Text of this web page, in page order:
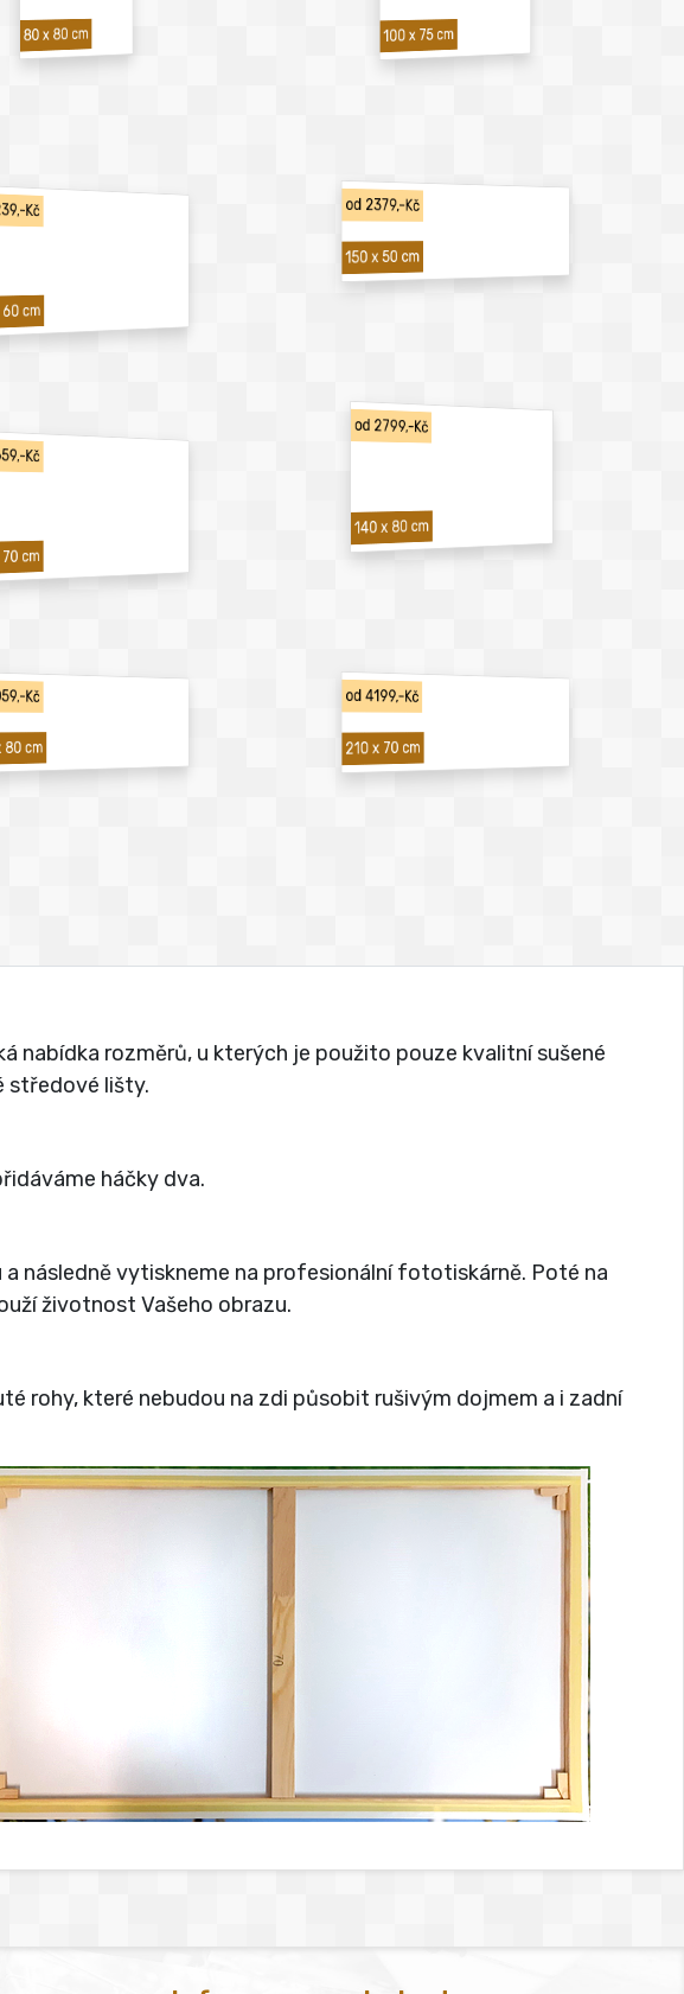
80 x 80 cm 100 x 75 cm
Kč
cm
od 2379,-Kč
150 x 50 cm
Kč
cm
od 2799,-Kč
140 x 80 cm
Kč
80 cm
od 4199,-Kč
210 x 70 cm
nabídka rozměrů, u kterých je použito pouze kvalitní sušené
středové lišty.
háčky dva.
následně vytiskneme na profesionální fototiskárně. Poté na
životnost Vašeho obrazu.
rohy, které nebudou na zdi působit rušivým dojmem a i zadní